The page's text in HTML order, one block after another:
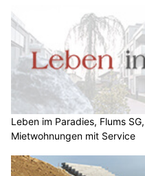
Leben im Paradies, Flums
Mietwohnungen mit Service